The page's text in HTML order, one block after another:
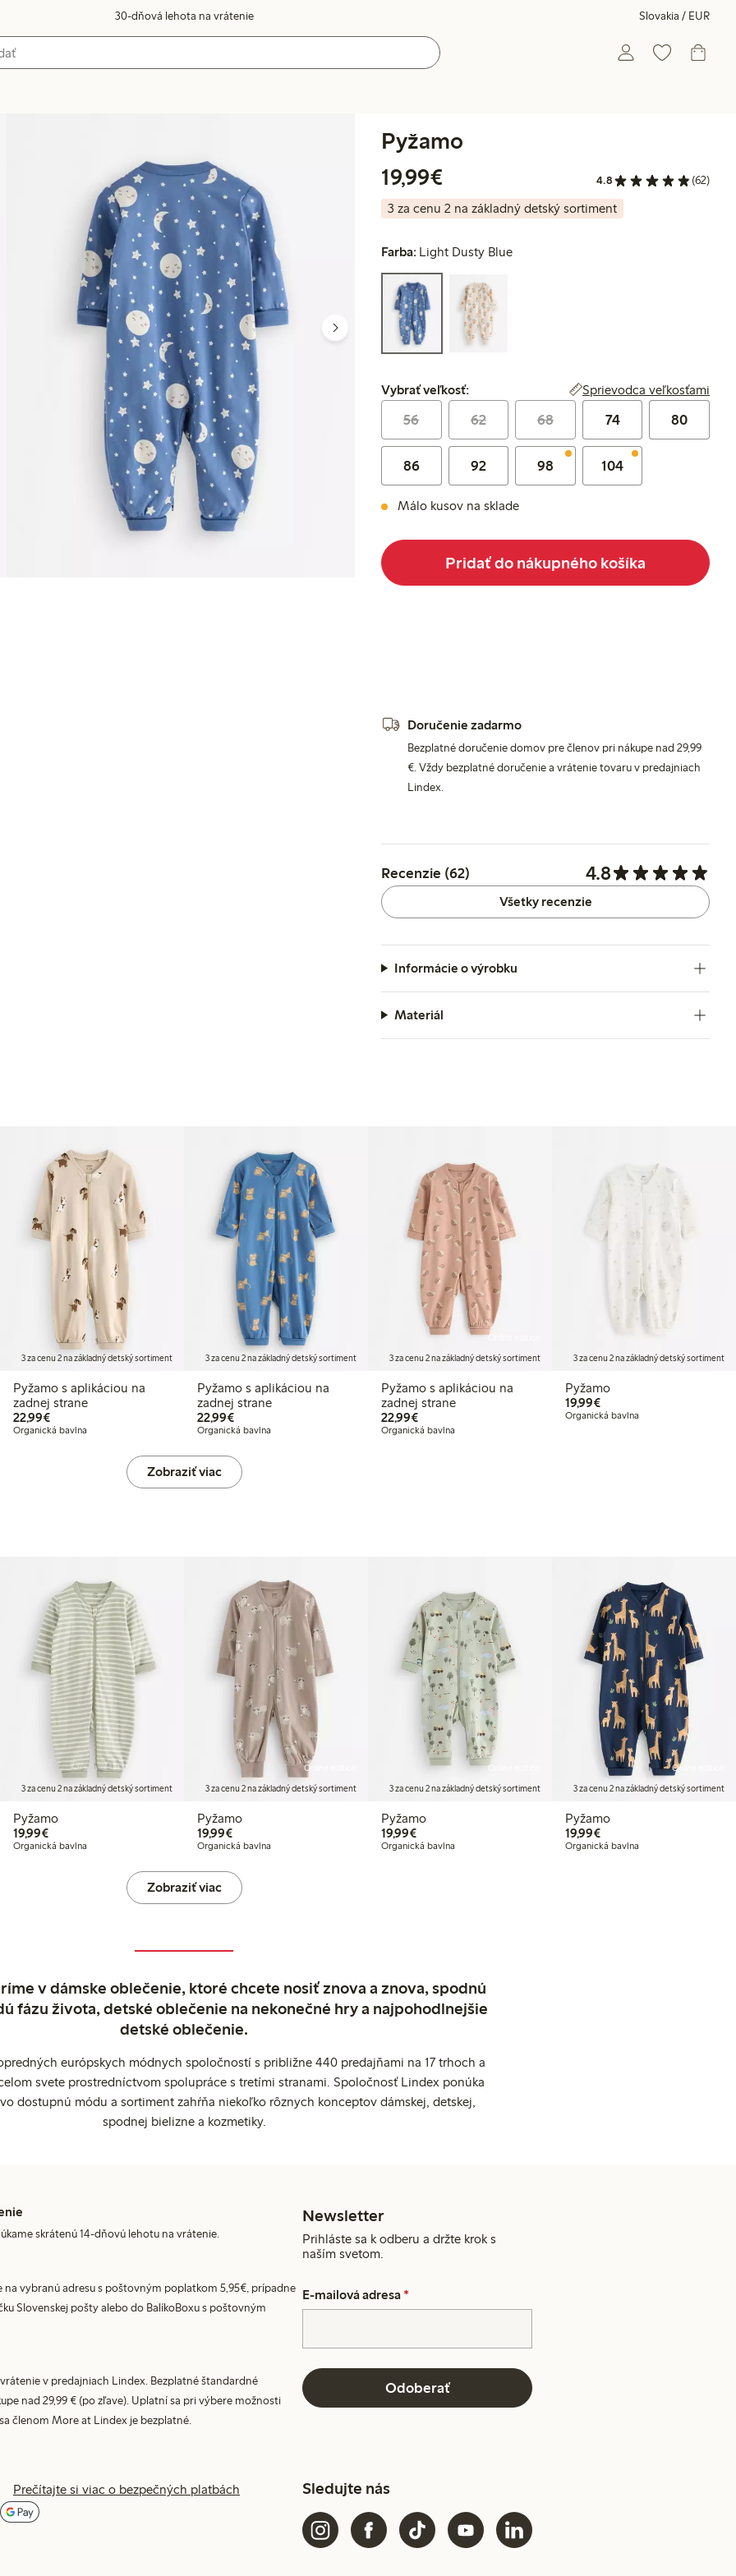
30-dňová lehota na vrátenie Slovakia / EUR
Pyžamo
19,99€
4.8 (62)
3 za cenu 2 na základný detský sortiment
Farba: Light Dusty Blue
Vybrať veľkosť:
Vybrať veľkosť: Sprievodca veľkosťami
56 62 68 74 80
86 92 98 104
Málo kusov na sklade
Pridať do nákupného košíka
Doručenie zadarmo
Bezplatné doručenie domov pre členov pri nákupe nad 29,99
€. Vždy bezplatné doručenie a vrátenie tovaru v predajniach
Lindex.
Recenzie (62) 4.8
Všetky recenzie
Informácie o výrobku
Materiál
3 za cenu 2 na základný detský sortiment
Pyžamo s aplikáciou na
zadnej strane
22,99€22,99 €
Organická bavlna
3 za cenu 2 na základný detský sortiment
Pyžamo s aplikáciou na
zadnej strane
22,99€22,99 €
Organická bavlna
Online edition
3 za cenu 2 na základný detský sortiment
Pyžamo s aplikáciou na
zadnej strane
22,99€22,99 €
Organická bavlna
3 za cenu 2 na základný detský sortiment
Pyžamo
19,99€19,99 €
Organická bavlna
Zobraziť viac
3 za cenu 2 na základný detský sortiment
Pyžamo
19,99€19,99 €
Organická bavlna
Online edition
3 za cenu 2 na základný detský sortiment
Pyžamo
19,99€19,99 €
Organická bavlna
Online edition
3 za cenu 2 na základný detský sortiment
Pyžamo
19,99€19,99 €
Organická bavlna
Online edition
3 za cenu 2 na základný detský sortiment
Pyžamo
19,99€19,99 €
Organická bavlna
Zobraziť viac
v dámske oblečenie, ktoré chcete nosiť znova a znova, spodnú
fázu života, detské oblečenie na nekonečné hry a najpohodlnejšie
detské oblečenie.
európskych módnych spoločností s približne 440 predajňami na 17 trhoch a
svete prostredníctvom spolupráce s tretími stranami. Spoločnosť Lindex ponúka
dostupnú módu a sortiment zahŕňa niekoľko rôznych konceptov dámskej, detskej,
spodnej bielizne a kozmetiky.
skrátenú 14-dňovú lehotu na vrátenie.
na vybranú adresu s poštovným poplatkom 5,95€, prípadne
Slovenskej pošty alebo do BalíkoBoxu s poštovným
v predajniach Lindex. Bezplatné štandardné
nad 29,99 € (po zľave). Uplatní sa pri výbere možnosti
členom More at Lindex je bezplatné.
Newsletter
Prihláste sa k odberu a držte krok s
naším svetom.
E-mailová adresa *
Odoberať
Prečítajte si viac o bezpečných platbách Sledujte nás